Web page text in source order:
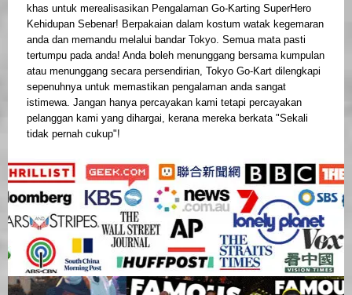
khas untuk merealisasikan Pengalaman Go-Karting SuperHero
Kehidupan Sebenar! Berpakaian dalam kostum watak kegemaran
anda dan memandu melalui bandar Tokyo. Semua mata pasti
tertumpu pada anda! Anda boleh menunggang bersama kumpulan
atau menunggang secara persendirian, Tokyo Go-Kart dilengkapi
sepenuhnya untuk memastikan pengalaman anda sangat
istimewa. Jangan hanya percayakan kami tetapi percayakan
pelanggan kami yang dihargai, kerana mereka berkata "Sekali
tidak pernah cukup"!